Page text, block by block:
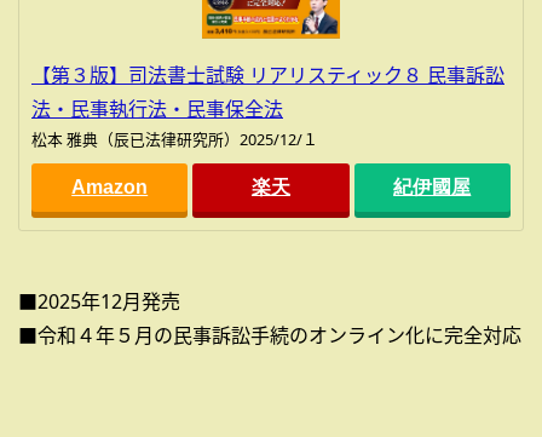
【第３版】司法書士試験 リアリスティック８ 民事訴訟
法・民事執行法・民事保全法
松本 雅典（辰已法律研究所）2025/12/１
Amazon 楽天 紀伊國屋
■2025年12月発売
■令和４年５月の民事訴訟手続のオンライン化に完全対応